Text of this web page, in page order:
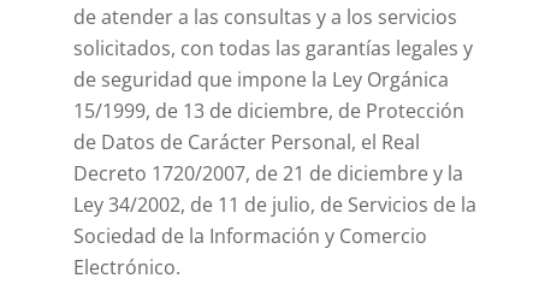
de atender a las consultas y a los servicios
solicitados, con todas las garantías legales y
de seguridad que impone la Ley Orgánica
15/1999, de 13 de diciembre, de Protección
de Datos de Carácter Personal, el Real
Decreto 1720/2007, de 21 de diciembre y la
Ley 34/2002, de 11 de julio, de Servicios de la
Sociedad de la Información y Comercio
Electrónico.